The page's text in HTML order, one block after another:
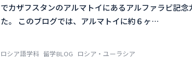
でカザフスタンのアルマトイにあるアルファラビ記
た。 このブログでは、アルマトイに約６ヶ…
ロシア語学科 留学BLOG ロシア・ユーラシア